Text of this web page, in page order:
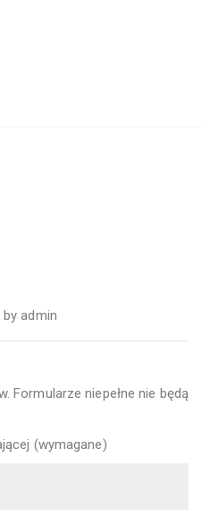
byadmin
Formularze niepełne nie będą
(wymagane)